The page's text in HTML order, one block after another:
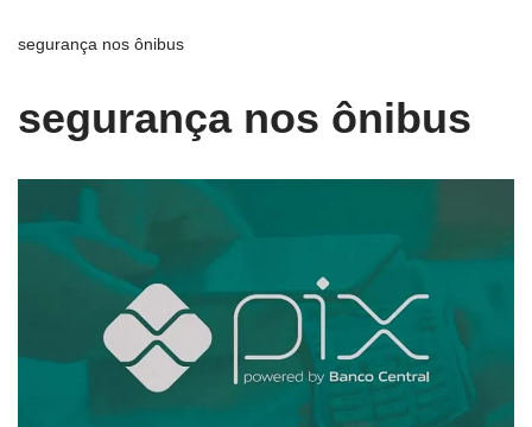
segurança nos ônibus
segurança nos ônibus